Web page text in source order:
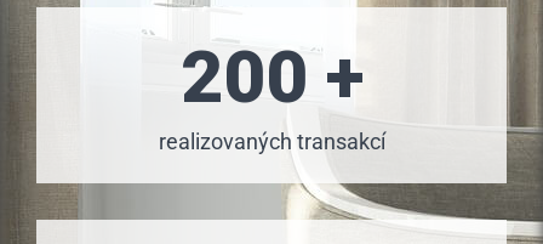
200 +
realizovaných transakcí